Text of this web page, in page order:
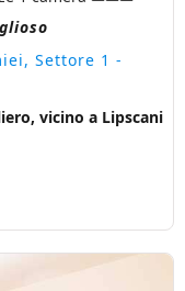
Settore 1 -
vicino a Lipscani